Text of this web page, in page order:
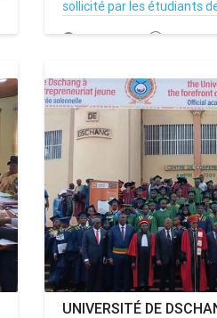
sollicité par les étudiants
30/11/23 Par
UNIVERSITÉ DE